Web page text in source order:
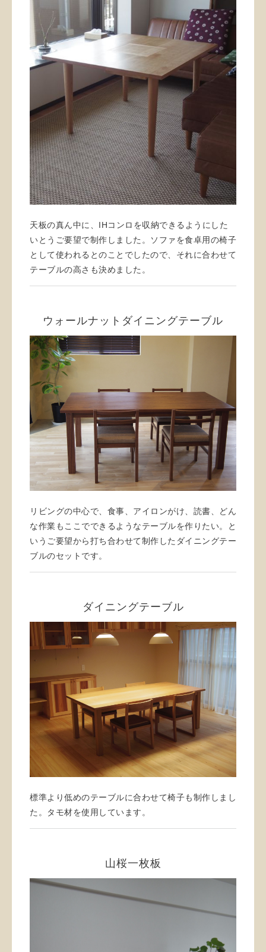
天板の真ん中に、IHコンロを収納できるようにした
いとうご要望で制作しました。ソファを食卓用の椅子
として使われるとのことでしたので、それに合わせて
テーブルの高さも決めました。
ウォールナットダイニングテーブル
リビングの中心で、食事、アイロンがけ、読書、どん
な作業もここでできるようなテーブルを作りたい。と
いうご要望から打ち合わせて制作したダイニングテー
ブルのセットです。
ダイニングテーブル
標準より低めのテーブルに合わせて椅子も制作しまし
た。タモ材を使用しています。
山桜一枚板